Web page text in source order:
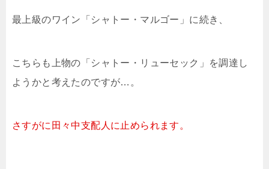
最上級のワイン「シャトー・マルゴー」に続き、
こちらも上物の「シャトー・リューセック」を調達し
ようかと考えたのですが…。
さすがに 田々中支配人に止められます。